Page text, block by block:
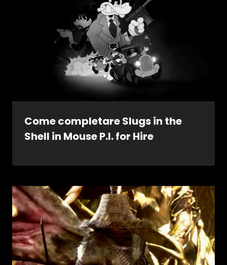
Come completare Slugs in the
Shell in Mouse P.I. for Hire